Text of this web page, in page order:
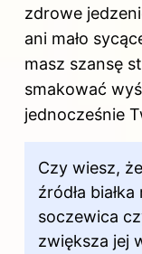
zdrowe
ani mało
masz szansę
smakować
jednocześnie
Czy wiesz,
źródła
soczewica
zwiększa jej